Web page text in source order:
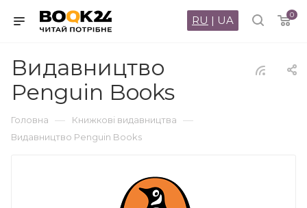
0
RU | UA
Видавництво
Penguin Books
Головна — Книжкові видавництва —
Видавництво Penguin Books